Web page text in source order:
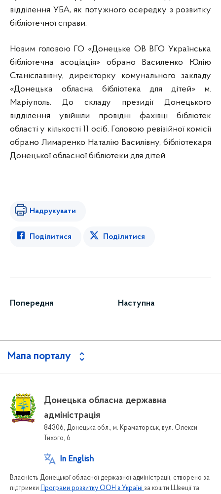
відділення УБА, як потужного осередку з розвитку
бібліотечної справи.
Новим головою ГО «Донецьке ОВ ВГО Українська
бібліотечна асоціація» обрано Василенко Юлію
Станіславівну, директорку комунального закладу
«Донецька обласна бібліотека для дітей» м.
Маріуполь. До складу президії Донецького
відділення увійшли провідні фахівці бібліотек
області у кількості 11 осіб. Головою ревізійної комісії
обрано Лимаренко Наталію Василівну, бібліотекаря
Донецької обласної бібліотеки для дітей.
Надрукувати
Поділитися Поділитися
Попередня Наступна
Мапа порталу
Донецька обласна державна
адміністрація
84306, Донецька обл., м. Краматорськ, вул. Олекси
Тихого, 6
In English
Власність Донецької обласної державної адміністрації, створено за
підтримки
Програми розвитку ООН в Україні за кошти Швеції та